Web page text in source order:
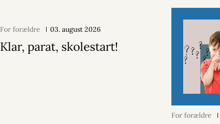
For forældre 03. august 2026
Klar, parat, skolestart!
For forældre